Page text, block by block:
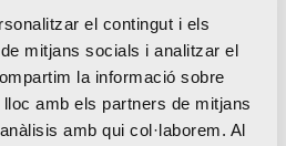
el contingut i els
mitjans socials i analitzar el
la informació sobre
amb els partners de mitjans
amb qui col·laborem. Al
puguen
a l’hora de
bitllets a través de
han de: